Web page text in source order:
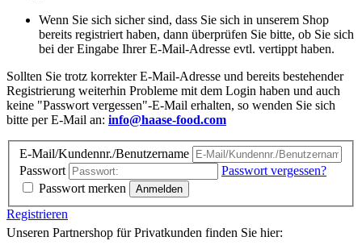
Wenn Sie sich sicher sind, dass Sie sich in unserem Shop
bereits registriert haben, dann überprüfen Sie bitte, ob Sie sich
bei der Eingabe Ihrer E-Mail-Adresse evtl. vertippt haben.
Sollten Sie trotz korrekter E-Mail-Adresse und bereits bestehender
Registrierung weiterhin Probleme mit dem Login haben und auch
keine "Passwort vergessen"-E-Mail erhalten, so wenden Sie sich
bitte per E-Mail an: info@haase-food.com
E-Mail/Kundennr./Benutzername
Passwort
Passwort vergessen?
Passwort merken
Anmelden
Registrieren
Unseren Partnershop für Privatkunden finden Sie hier: